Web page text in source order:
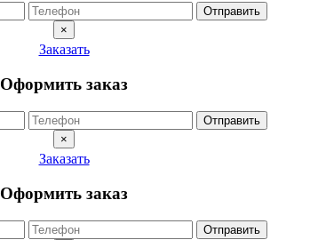
Отправить
×
Заказать
Оформить заказ
Отправить
×
Заказать
Оформить заказ
Отправить